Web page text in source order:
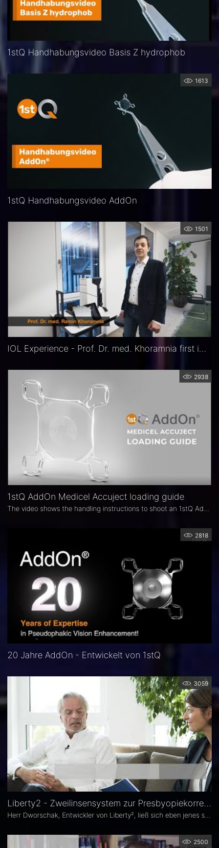
1stQ Handhabungsvideo Basis Z hydrophob
1613
1stQ Handhabungsvideo AddOn
1501
IOL Experience - Prof. Dr. med. Khoramnia first impressions of RALV device
2938
1stQ AddOn Medicel Accuject loading guide
2818
20 Jahre AddOn - Entwickelt von 1stQ
3059
Liberty2 - Zweilinsensystem zur Presbyopiekorrektur: Erfahrungsbericht Rüdiger Dworschak
2500